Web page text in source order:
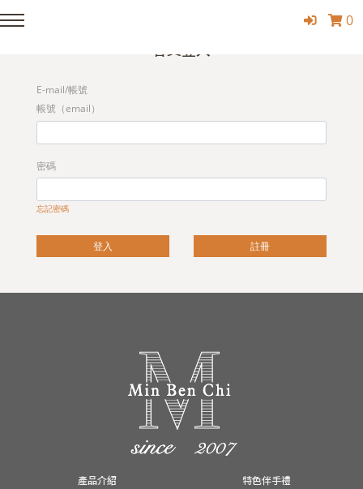
0
會員登入
E-mail/帳號
帳號（email）
密碼
忘記密碼
登入 註冊
產品介紹 特色伴手禮